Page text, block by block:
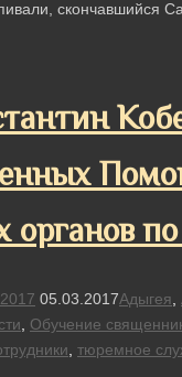
скончавшийся
органов
05.03.2017Адыгея
Обучение
тюремное